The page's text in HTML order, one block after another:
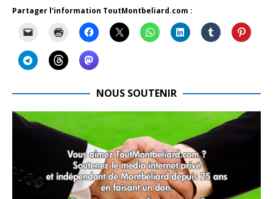
Partager l'information ToutMontbeliard.com :
NOUS SOUTENIR